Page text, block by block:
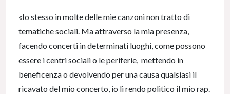
«Io stesso in molte delle mie canzoni non tratto di
tematiche sociali. Ma attraverso la mia presenza,
facendo concerti in determinati luoghi, come possono
essere i centri sociali o le periferie, mettendo in
beneficenza o devolvendo per una causa qualsiasi il
ricavato del mio concerto, io lì rendo politico il mio rap.